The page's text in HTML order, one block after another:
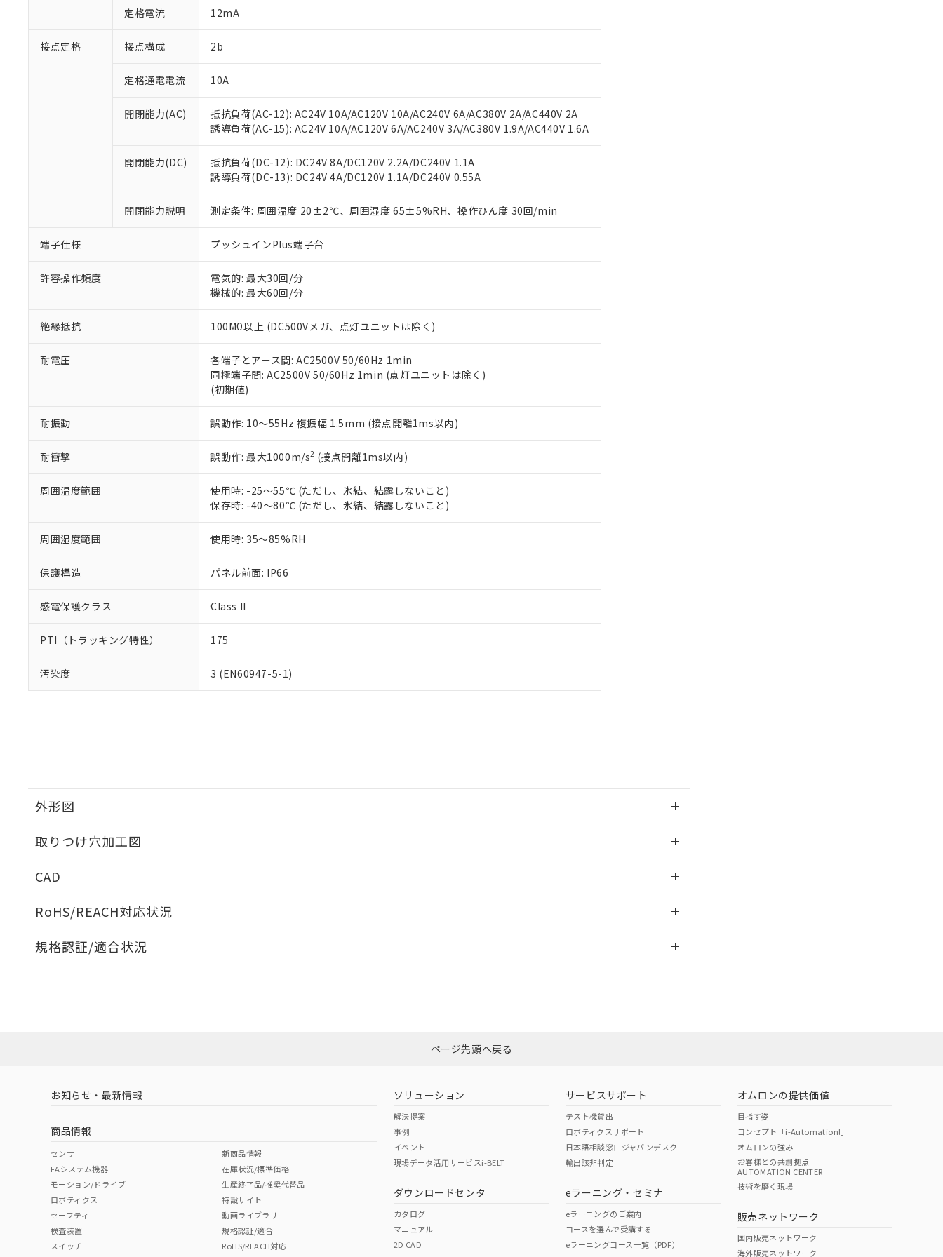
定格電流 12mA
接点定格 接点構成 2b
定格通電電流 10A
開閉能力(AC)
抵抗負荷(AC-12): AC24V 10A/AC120V 10A/AC240V 6A/AC380V 2A/AC440V 2A
誘導負荷(AC-15): AC24V 10A/AC120V 6A/AC240V 3A/AC380V 1.9A/AC440V 1.6A
開閉能力(DC)
抵抗負荷(DC-12): DC24V 8A/DC120V 2.2A/DC240V 1.1A
誘導負荷(DC-13): DC24V 4A/DC120V 1.1A/DC240V 0.55A
開閉能力説明 測定条件: 周囲温度 20±2℃、周囲湿度 65±5%RH、操作ひん度 30回/min
端子仕様 プッシュインPlus端子台
許容操作頻度
電気的: 最大30回/分
機械的: 最大60回/分
絶縁抵抗 100MΩ以上 (DC500Vメガ、点灯ユニットは除く)
耐電圧
各端子とアース間: AC2500V 50/60Hz 1min
同極端子間: AC2500V 50/60Hz 1min (点灯ユニットは除く)
(初期値)
耐振動 誤動作: 10～55Hz 複振幅 1.5mm (接点開離1ms以内)
耐衝撃 誤動作: 最大1000m/s2 (接点開離1ms以内)
周囲温度範囲
使用時: -25～55℃ (ただし、氷結、結露しないこと)
保存時: -40～80℃ (ただし、氷結、結露しないこと)
周囲湿度範囲 使用時: 35～85%RH
保護構造 パネル前面: IP66
感電保護クラス Class II
PTI（トラッキング特性） 175
汚染度 3 (EN60947-5-1)
外形図
取りつけ穴加工図
CAD
RoHS/REACH対応状況
EU RoHS 注意事項・凡例
ダウンロードはこちら
中国 RoHS 注意事項・凡例
中国 RoHS表
Pb Hg Cr(VI)
O O
規格認証/適合状況
い。
正式な納期状況および標準価格はお客様のお取引先、またはお客様担当のオムロン制御機器販売店・
当社販売員にご相談ください。
オムロン制御機器販売店や当社販売拠点は「販売ネットワーク
」をご確認ください。
在庫状況および標準価格結果を当社の事前の承諾なく第三者に漏洩または開示しないようお願いしま
す。
マイパーツ機能（部品リスト作成サービス）をご利用いただくには、I-Webメンバーズにご登録され
お客様が当ウェブサイト上で当社にご登録された部品リストについて、当社および当社の共同利用者
が、当社の製品・サービスに関するお客様との取引・商談に必要な範囲で利用することをご了承くだ
さい。
※当社の共同利用者とは、"個人情報の共同利用に関して"
の「1.共同利用者の範囲」に記載されて
いる法人を指します。
但し、RoHS指令で産業用監視および制御機器に対する適用除外項目は除く。
※2 対応予定月
部品在庫の切り替え状況などにより、予定月が前後することがあります。
※3 非含有証明書ダウンロード
下記の非含有証明書をダウンロードすることができます。
EU RoHS指令（10物質）の非含有証明書
51物質の非含有証明書（当社基準）
※本証明書は発行日時点で非含有を証明するもので、過去に遡って非含有を証明するものではありません。
また、RoHS指令のフタル酸エステル類４物質の対応では、対応完了までの期間は出荷製品に未対応品が
混在することから備考欄に対応日を記載しておりました。
り割愛しております。
「○」：最大均質材料含有率が中国RoHSの基準値以下であることを示します。
「×」：最大均質材料含有率が中国RoHSの基準値を超えていることを示します。
*中国RoHS10物質の基準値 (GB/T26572)：
Pb(鉛) :1000ppm、 Hg(水銀) : 1000ppm、 Cd(カドミウム) : 100ppm、
Cr(Ⅵ)(六価クロム) : 1000ppm、 PBBs(ポリ臭化ビフェニル類) : 1000ppm、 PBDEs(ポリ臭化ジフェニルエーテル類) : 1000ppm、
DBP(フタル酸ジブチル) : 1000ppm、 DIBP(フタル酸ジイソブチル) : 1000ppm、 BBP(フタル酸ブチルベンジル) : 1000ppm、
DEHP(フタル酸ビス(2-エチルヘキシル)) : 1000ppm
※2 環境保護使用期限
「ｅ」：有害物質（10物質）のすべてが基準値以下であることを示します。
「10」：通常の使用状況下において有害物質が外部に漏えいし、環境に深刻な影響を及ぼさない年数を意
味します。
当社は、これら貴社製品のうち、外国為替および外国貿易法に定める商品（以下｢規制貨物等」とい
当社は貴社製品を、核兵器、ミサイル、化学兵器、生物兵器またはその他武器並びにこれらの製造装
置等に一切使用いたしません。
当社は、貴社製品を第三者に販売する場合は、上記1、2および3の内容を当該第三者に通知します。
また当社は、販売先および販売に係わる関係者が違法に輸出するおそれがある場合は、取り引きをい
たしません。
号
○ 一定数以上の在庫あり
△ 一定数には満たないが在庫あり
－
在庫なし(最新の在庫状況については、お客様のお取引先、またはお客様担当のオムロン制御
機器販売店・当社販売員にご確認ください)
空
白
受注生産機種、また在庫状況の情報を公開していない機種
ページ先頭へ戻る
お知らせ・最新情報
商品情報
センサ
FAシステム機器
モーション/ドライブ
ロボティクス
セーフティ
検査装置
スイッチ
新商品情報
在庫状況/標準価格
生産終了品/推奨代替品
特設サイト
動画ライブラリ
規格認証/適合
RoHS/REACH対応
ソリューション
解決提案
事例
イベント
現場データ活用サービスi-BELT
ダウンロードセンタ
カタログ
マニュアル
2D CAD
サービスサポート
テスト機貸出
ロボティクスサポート
日本語相談窓口ジャパンデスク
輸出該非判定
eラーニング・セミナ
eラーニングのご案内
コースを選んで受講する
eラーニングコース一覧（PDF）
オムロンの提供価値
目指す姿
コンセプト「i-Automation!」
オムロンの強み
お客様との共創拠点
AUTOMATION CENTER
技術を磨く現場
販売ネットワーク
国内販売ネットワーク
海外販売ネットワーク